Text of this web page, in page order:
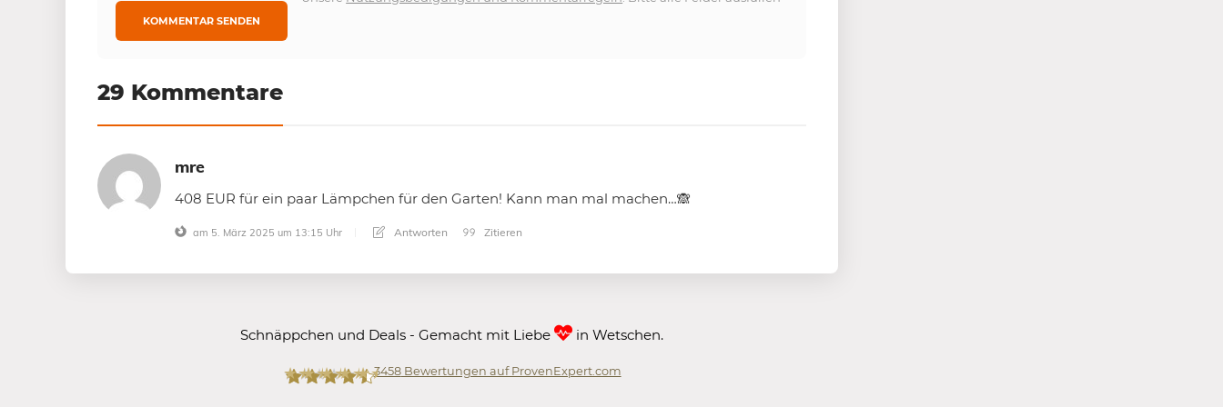
29 Kommentare
mre
408 EUR für ein paar Lämpchen für den Garten! Kann man mal machen…🙈
am 5. März 2025 um 13:15 Uhr Antworten Zitieren
Schnäppchen und Deals - Gemacht mit Liebe in Wetschen.
3458Bewertungen auf ProvenExpert.com